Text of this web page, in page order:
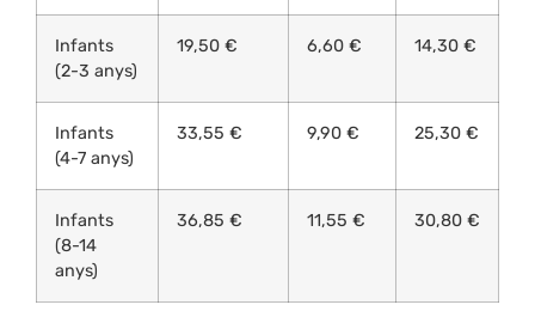
Infants
(2-3 anys)
19,50 € 6,60 € 14,30 €
Infants
(4-7 anys)
33,55 € 9,90 € 25,30 €
Infants
(8-14
anys)
36,85 € 11,55 € 30,80 €